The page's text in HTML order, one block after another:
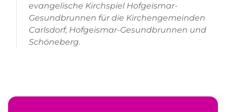
evangelische Kirchspiel Hofgeismar-
Gesundbrunnen für die Kirchengemeinden
Carlsdorf, Hofgeismar-Gesundbrunnen und
Schöneberg.